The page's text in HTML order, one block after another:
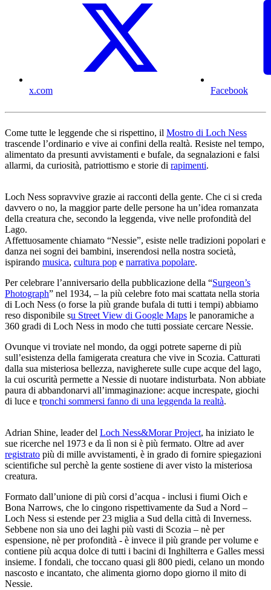
x.com Facebook
Come tutte le leggende che si rispettino, il Mostro di Loch Ness
trascende l’ordinario e vive ai confini della realtà. Resiste nel tempo,
alimentato da presunti avvistamenti e bufale, da segnalazioni e falsi
allarmi, da curiosità, patriottismo e storie di rapimenti.
Loch Ness sopravvive grazie ai racconti della gente. Che ci si creda
davvero o no, la maggior parte delle persone ha un’idea romanzata
della creatura che, secondo la leggenda, vive nelle profondità del
Lago.
Affettuosamente chiamato “Nessie”, esiste nelle tradizioni popolari e
danza nei sogni dei bambini, inserendosi nella nostra società,
ispirando musica, cultura pop e narrativa popolare.
Per celebrare l’anniversario della pubblicazione della “Surgeon’s
Photograph” nel 1934, – la più celebre foto mai scattata nella storia
di Loch Ness (o forse la più grande bufala di tutti i tempi) abbiamo
reso disponibile su Street View di Google Maps le panoramiche a
360 gradi di Loch Ness in modo che tutti possiate cercare Nessie.
Ovunque vi troviate nel mondo, da oggi potrete saperne di più
sull’esistenza della famigerata creatura che vive in Scozia. Catturati
dalla sua misteriosa bellezza, navigherete sulle cupe acque del lago,
la cui oscurità permette a Nessie di nuotare indisturbata. Non abbiate
paura di abbandonarvi all’immaginazione: acque increspate, giochi
di luce e tronchi sommersi fanno di una leggenda la realtà.
Adrian Shine, leader del Loch Ness&Morar Project, ha iniziato le
sue ricerche nel 1973 e da lì non si è più fermato. Oltre ad aver
registrato più di mille avvistamenti, è in grado di fornire spiegazioni
scientifiche sul perchè la gente sostiene di aver visto la misteriosa
creatura.
Formato dall’unione di più corsi d’acqua - inclusi i fiumi Oich e
Bona Narrows, che lo cingono rispettivamente da Sud a Nord –
Loch Ness si estende per 23 miglia a Sud della città di Inverness.
Sebbene non sia uno dei laghi più vasti di Scozia – nè per
espensione, nè per profondità - è invece il più grande per volume e
contiene più acqua dolce di tutti i bacini di Inghilterra e Galles messi
insieme. I fondali, che toccano quasi gli 800 piedi, celano un mondo
nascosto e incantato, che alimenta giorno dopo giorno il mito di
Nessie.